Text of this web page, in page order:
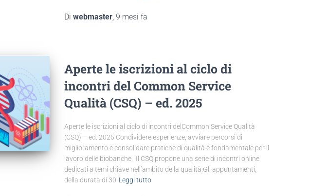
Di webmaster, 9 mesi fa
Aperte le iscrizioni al ciclo di
incontri del Common Service
Qualità (CSQ) – ed. 2025
Aperte le iscrizioni al ciclo di incontri delCommon Service Qualità
(CSQ) – ed. 2025 Condividere esperienze, avviare percorsi di
miglioramento e consolidare pratiche di qualità è fondamentale per il
lavoro delle biobanche. Il CSQ propone una serie di incontri online
dedicati a temi chiave nell’ambito della qualità.Gli appuntamenti,
della durata di 30 Leggi tutto